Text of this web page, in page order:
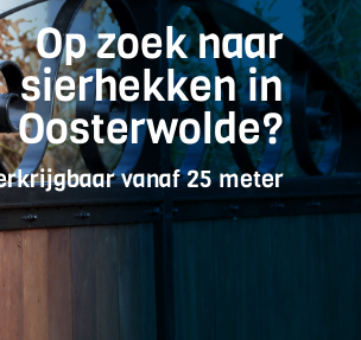
Op zoek naar
sierhekken in
Oosterwolde?
vanaf 25 meter